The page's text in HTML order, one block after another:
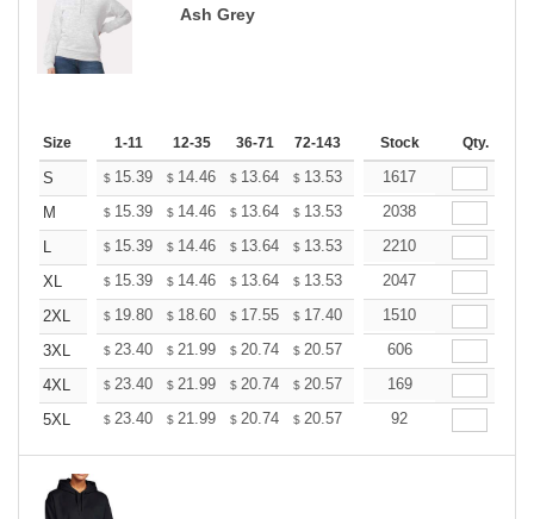
Ash Grey
Size 1-11 12-35 36-71 72-143 144-287 288 + More
Stock Qty.
S $ 15.39 $ 14.46 $ 13.64 $ 13.53 13.29
1617
M
$ 15.39 $ 14.46 $ 13.64 $ 13.53 13.29
2038
L
$ 15.39 $ 14.46 $ 13.64 $ 13.53 13.29
2210
XL
$ 15.39 $ 14.46 $ 13.64 $ 13.53 13.29
2047
2XL
$ 19.80 $ 18.60 $ 17.55 $ 17.40 17.10
1510
3XL
$ 23.40 $ 21.99 $ 20.74 $ 20.57 20.21
606
4XL
$ 23.40 $ 21.99 $ 20.74 $ 20.57 20.21
169
5XL
$ 23.40 $ 21.99 $ 20.74 $ 20.57 20.21
92